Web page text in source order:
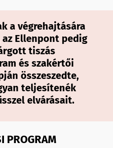
a végrehajtására
az Ellenpont pedig
tiszás
és szakértői
összeszedte,
teljesítenék
elvárásait.
PROGRAM